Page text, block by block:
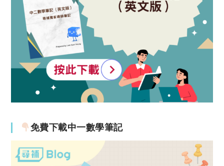
免費下載中一數學筆記